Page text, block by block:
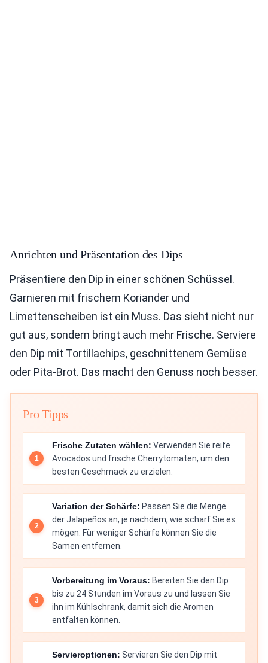
Anrichten und Präsentation des Dips
Präsentiere den Dip in einer schönen Schüssel.
Garnieren mit frischem Koriander und
Limettenscheiben ist ein Muss. Das sieht nicht nur
gut aus, sondern bringt auch mehr Frische. Serviere
den Dip mit Tortillachips, geschnittenem Gemüse
oder Pita-Brot. Das macht den Genuss noch besser.
Pro Tipps
Frische Zutaten wählen: Verwenden Sie reife
Avocados und frische Cherrytomaten, um den
besten Geschmack zu erzielen.
Variation der Schärfe: Passen Sie die Menge
der Jalapeños an, je nachdem, wie scharf Sie es
mögen. Für weniger Schärfe können Sie die
Samen entfernen.
Vorbereitung im Voraus: Bereiten Sie den Dip
bis zu 24 Stunden im Voraus zu und lassen Sie
ihn im Kühlschrank, damit sich die Aromen
entfalten können.
Servieroptionen: Servieren Sie den Dip mit